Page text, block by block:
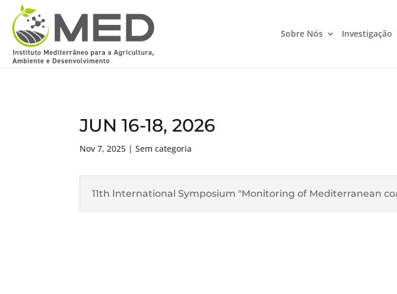
Sobre Nós Investigação
JUN 16-18, 2026
Nov 7, 2025 | Sem categoria
11th International Symposium "Monitoring of Mediterranean